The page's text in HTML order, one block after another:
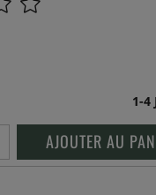
1-4
AJOUTER AU